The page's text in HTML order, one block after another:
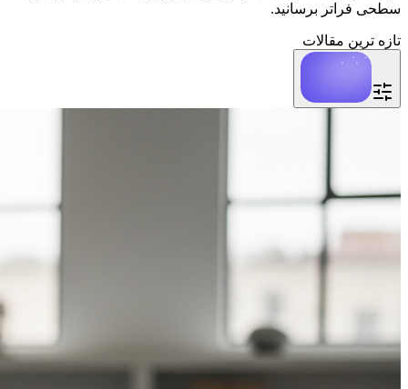
سطحی فراتر برسانید.
تازه ترین مقالات